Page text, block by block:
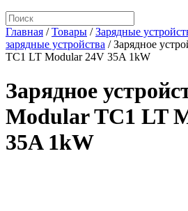
Главная /Товары /Зарядные
зарядные устройства /Зарядное
TC1 LT Modular 24V 35A 1kW
Зарядное
Modular TC1 LT
35A 1kW